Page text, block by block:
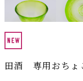
田酒 専用おちょ